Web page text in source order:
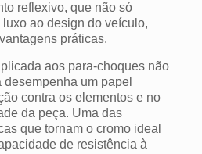
reflexivo, que não só
ao design do veículo,
práticas.
aos para-choques não
um papel
contra os elementos e no
da peça. Uma das
que tornam o cromo ideal
de resistência à